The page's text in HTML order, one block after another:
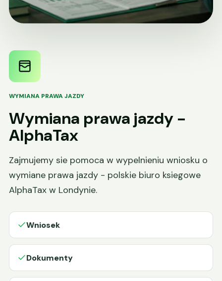
WYMIANA PRAWA JAZDY
Wymiana prawa jazdy -
AlphaTax
Zajmujemy sie pomoca w wypelnieniu wniosku o
wymiane prawa jazdy - polskie biuro ksiegowe
AlphaTax w Londynie.
Wniosek
Dokumenty